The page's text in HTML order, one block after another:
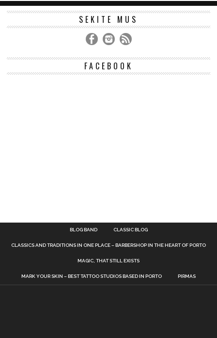
SEKITE MUS
FACEBOOK
BLOG BAND CLASSIC BLOG
CLASSICS AND TRADITIONS IN ONE PLACE – BARBERSHOP IN THE HEART OF PORTO
MAGIC, THAT STILL EXISTS
MARK YOUR SKIN – BEST TATTOO STUDIOS BASED IN PORTO PIRMAS